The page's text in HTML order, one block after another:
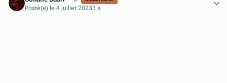
Posté(e) le 4 juillet 20233 a